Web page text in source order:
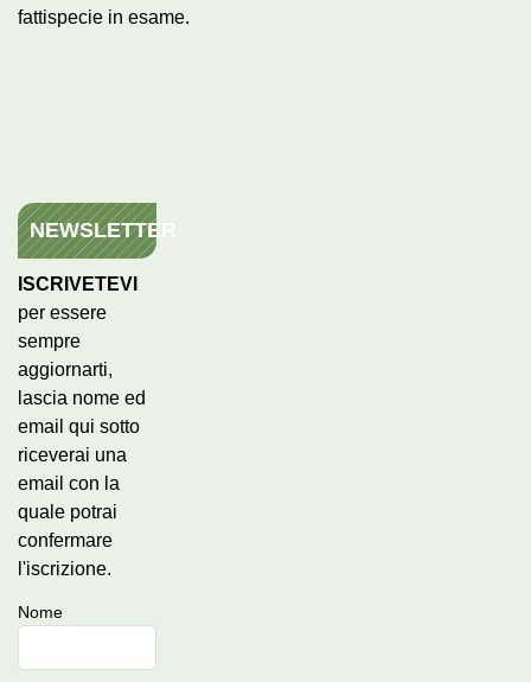
fattispecie in esame.
NEWSLETTER
ISCRIVETEVI
per essere
sempre
aggiornarti,
lascia nome ed
email qui sotto
riceverai una
email con la
quale potrai
confermare
l'iscrizione.
Nome